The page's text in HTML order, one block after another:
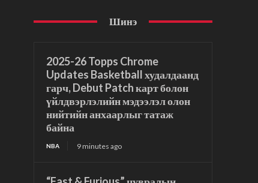
Шинэ
2025-26 Topps Chrome
Updates Basketball худалдаанд
гарч, Debut Patch карт болон
үйлдвэрлэлийн мэдээлэл олон
нийтийн анхаарлыг татаж
байна
NBA 9 minutes ago